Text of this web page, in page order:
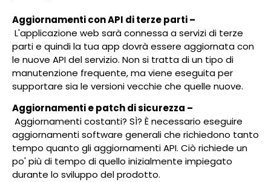
Aggiornamenti con API di terze parti –
L'applicazione web sarà connessa a servizi di terze
parti e quindi la tua app dovrà essere aggiornata con
le nuove API del servizio. Non si tratta di un tipo di
manutenzione frequente, ma viene eseguita per
supportare sia le versioni vecchie che quelle nuove.
Aggiornamenti e patch di sicurezza –
Aggiornamenti costanti? SÌ? È necessario eseguire
aggiornamenti software generali che richiedono tanto
tempo quanto gli aggiornamenti API. Ciò richiede un
po' più di tempo di quello inizialmente impiegato
durante lo sviluppo del prodotto.